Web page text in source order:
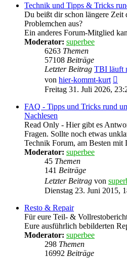
Technik und Tipps & Tricks
Du beißt dir schon längere Zeit
Problemchen aus?
Ein anderes Forum-Mitglied
Moderator: superbee
6263 Themen
57108 Beiträge
Letzter Beitrag TBI läuft
von hier-kommt-kurt
Freitag 31. Juli 2026,
FAQ - Tipps und Tricks rund
Nachlesen
Read Only - Hier gibt es
Fragen. Sollte noch etwas
Technik Forum, am Besten mit
Moderator: superbee
45 Themen
141 Beiträge
Letzter Beitrag von
Dienstag 23. Juni 2015,
Resto & Repair
Für eure Teil- &
Eure ausführlich bebilderten
Moderator: superbee
298 Themen
16992 Beiträge